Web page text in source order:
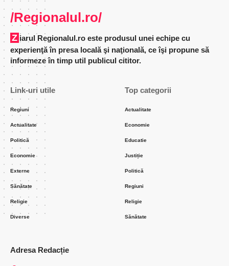
/Regionalul.ro/
Ziarul Regionalul.ro este produsul unei echipe cu
experienţă în presa locală şi naţională, ce îşi propune să
informeze în timp util publicul cititor.
Link-uri utile
Regiuni
Actualitate
Politică
Economie
Externe
Sănătate
Religie
Diverse
Top categorii
Actualitate
Economie
Educatie
Justiție
Politică
Regiuni
Religie
Sănătate
Adresa Redacție